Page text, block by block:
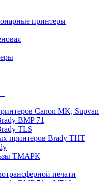
принтеры
Canon MK, Supvan
BMP 71
TLS
принтеров Brady THT
ТМАРК
печати